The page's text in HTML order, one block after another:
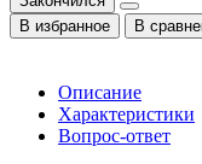
В избранное
В
Описание
Характеристики
Вопрос-ответ